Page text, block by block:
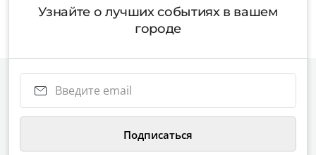
Узнайте о лучших событиях в вашем
городе